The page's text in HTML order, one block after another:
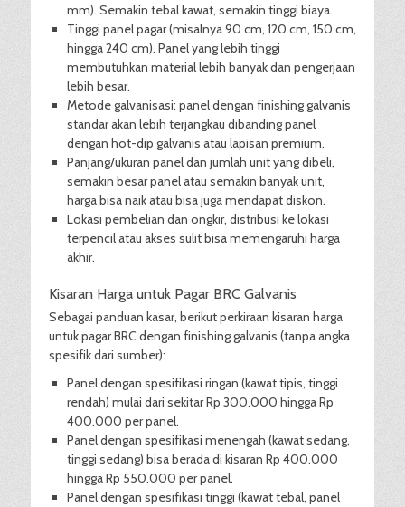
mm). Semakin tebal kawat, semakin tinggi biaya.
Tinggi panel pagar (misalnya 90 cm, 120 cm, 150 cm,
hingga 240 cm). Panel yang lebih tinggi
membutuhkan material lebih banyak dan pengerjaan
lebih besar.
Metode galvanisasi: panel dengan finishing galvanis
standar akan lebih terjangkau dibanding panel
dengan hot-dip galvanis atau lapisan premium.
Panjang/ukuran panel dan jumlah unit yang dibeli,
semakin besar panel atau semakin banyak unit,
harga bisa naik atau bisa juga mendapat diskon.
Lokasi pembelian dan ongkir, distribusi ke lokasi
terpencil atau akses sulit bisa memengaruhi harga
akhir.
Kisaran Harga untuk Pagar BRC Galvanis
Sebagai panduan kasar, berikut perkiraan kisaran harga
untuk pagar BRC dengan finishing galvanis (tanpa angka
spesifik dari sumber):
Panel dengan spesifikasi ringan (kawat tipis, tinggi
rendah) mulai dari sekitar Rp 300.000 hingga Rp
400.000 per panel.
Panel dengan spesifikasi menengah (kawat sedang,
tinggi sedang) bisa berada di kisaran Rp 400.000
hingga Rp 550.000 per panel.
Panel dengan spesifikasi tinggi (kawat tebal, panel